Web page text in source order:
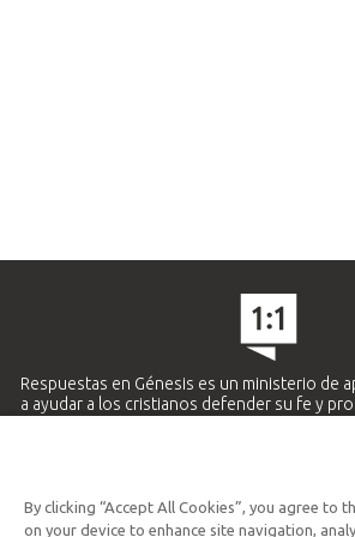
Respuestas en Génesis es un ministerio de
a ayudar a los cristianos defender su fe y
Ministerio Hispano
By clicking “Accept All Cookies”, you agree to
on your device to enhance site navigation,